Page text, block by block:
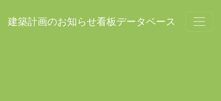
建築計画のお知らせ看板データベース